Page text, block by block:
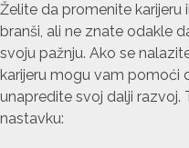
Želite da promenite karijeru
branši, ali ne znate odakle
svoju pažnju. Ako se
karijeru mogu vam pomoći
unapredite svoj dalji razvoj.
nastavku: